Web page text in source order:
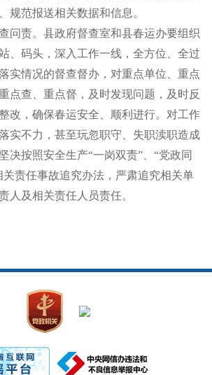
规范报送相关数据和信息。
问责。县政府督查室和县春运办要组织
、码头，深入工作一线，全方位、全过
实情况的督查督办，对重点单位、重点
点查、重点督，及时发现问题，及时反
改，确保春运安全、顺利进行。对工作
实不力，甚至玩忽职守、失职渎职造成
决按照安全生产“一岗双责”、“党政同
关责任事故追究办法，严肃追究相关单
人及相关责任人员责任。